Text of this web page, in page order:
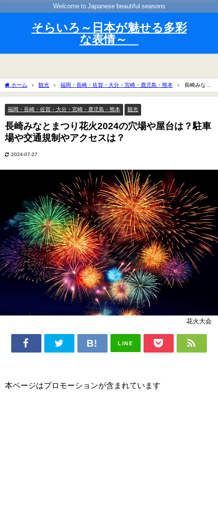
Welcome to Japanese beautiful seasons
そらいろ～日本が魅せる多彩
な表情～
ホーム 観光 福岡・長崎・佐賀・大分・宮崎・鹿児島・熊本
長崎みなと
まつり花火2024の穴場や屋台は？駐車場や交通規制やアクセスは？
福岡・長崎・佐賀・大分・宮崎・鹿児島・熊本 観光
長崎みなとまつり花火2024の穴場や屋台は？駐車
場や交通規制やアクセスは？
2024-07-27
花火大会
LINE
本ページはプロモーションが含まれています